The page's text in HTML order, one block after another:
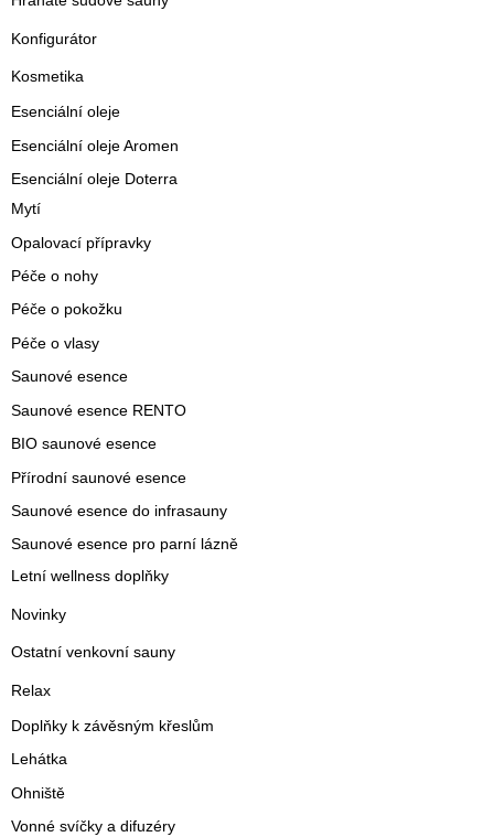
Konfigurátor
Kosmetika
Esenciální oleje
Esenciální oleje Aromen
Esenciální oleje Doterra
Mytí
Opalovací přípravky
Péče o nohy
Péče o pokožku
Péče o vlasy
Saunové esence
Saunové esence RENTO
BIO saunové esence
Přírodní saunové esence
Saunové esence do infrasauny
Saunové esence pro parní lázně
Letní wellness doplňky
Novinky
Ostatní venkovní sauny
Relax
Doplňky k závěsným křeslům
Lehátka
Ohniště
Vonné svíčky a difuzéry